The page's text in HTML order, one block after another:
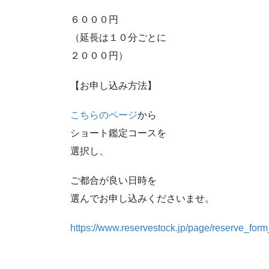
６０００円
（延長は１０分ごとに
２０００円）
【お申し込み方法】
こちらのページから
ショート鑑定コースを
選択し、
ご都合が良い日時を
選んでお申し込みくださいませ。
https://www.reservestock.jp/page/